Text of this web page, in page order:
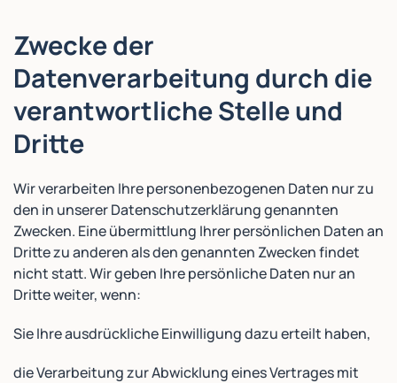
Zwecke der
Datenverarbeitung durch die
verantwortliche Stelle und
Dritte
Wir verarbeiten Ihre personenbezogenen Daten nur zu
den in unserer Datenschutzerklärung genannten
Zwecken. Eine übermittlung Ihrer persönlichen Daten an
Dritte zu anderen als den genannten Zwecken findet
nicht statt. Wir geben Ihre persönliche Daten nur an
Dritte weiter, wenn:
Sie Ihre ausdrückliche Einwilligung dazu erteilt haben,
die Verarbeitung zur Abwicklung eines Vertrages mit